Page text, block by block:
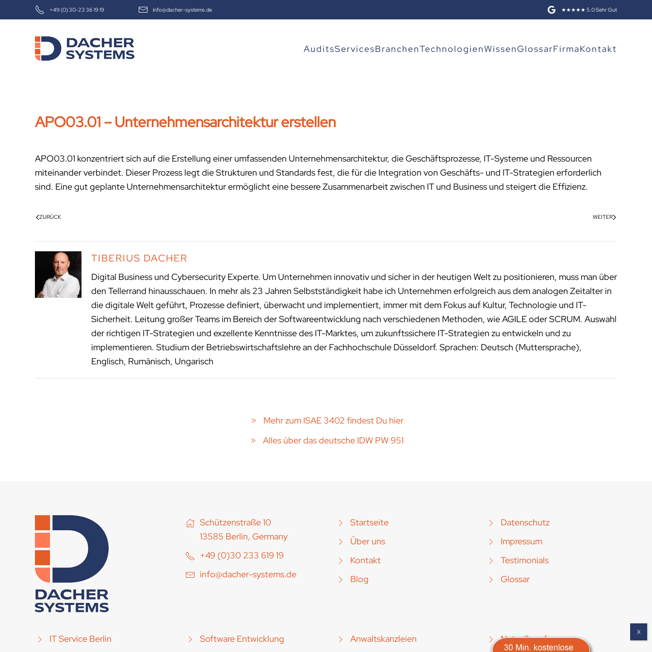
+49 (0) 30-23 36 19 19 info@dacher-systems.de ★★★★★ 5.0 Sehr Gut
AuditsServicesBranchenTechnologienWissenGlossarFirmaKontakt
APO03.01 – Unternehmensarchitektur erstellen
APO03.01 konzentriert sich auf die Erstellung einer umfassenden Unternehmensarchitektur, die Geschäftsprozesse, IT-Systeme und Ressourcen
miteinander verbindet. Dieser Prozess legt die Strukturen und Standards fest, die für die Integration von Geschäfts- und IT-Strategien erforderlich
sind. Eine gut geplante Unternehmensarchitektur ermöglicht eine bessere Zusammenarbeit zwischen IT und Business und steigert die Effizienz.
ZURÜCK WEITER
TIBERIUS DACHER
Digital Business und Cybersecurity Experte. Um Unternehmen innovativ und sicher in der heutigen Welt zu positionieren, muss man über
den Tellerrand hinausschauen. In mehr als 23 Jahren Selbstständigkeit habe ich Unternehmen erfolgreich aus dem analogen Zeitalter in
die digitale Welt geführt, Prozesse definiert, überwacht und implementiert, immer mit dem Fokus auf Kultur, Technologie und IT-
Sicherheit. Leitung großer Teams im Bereich der Softwareentwicklung nach verschiedenen Methoden, wie AGILE oder SCRUM. Auswahl
der richtigen IT-Strategien und exzellente Kenntnisse des IT-Marktes, um zukunftssichere IT-Strategien zu entwickeln und zu
implementieren. Studium der Betriebswirtschaftslehre an der Fachhochschule Düsseldorf. Sprachen: Deutsch (Muttersprache),
Englisch, Rumänisch, Ungarisch
Mehr zum ISAE 3402 findest Du hier
Alles über das deutsche IDW PW 951
Schützenstraße 10
13585 Berlin, Germany
+49 (0)30 233 619 19
info@dacher-systems.de
Startseite
Über uns
Kontakt
Blog
Datenschutz
Impressum
Testimonials
Glossar
IT Service Berlin Software Entwicklung Anwaltskanzleien Notes2conf